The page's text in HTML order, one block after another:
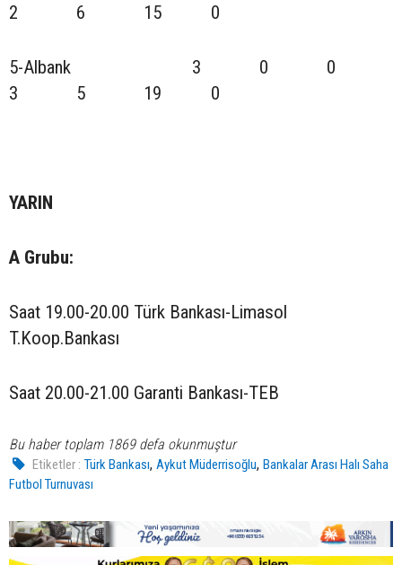
2 6 15 0
5-Albank 3 0 0
3 5 19 0
YARIN
A Grubu:
Saat 19.00-20.00 Türk Bankası-Limasol
T.Koop.Bankası
Saat 20.00-21.00 Garanti Bankası-TEB
Bu haber toplam 1869 defa okunmuştur
Etiketler : Türk Bankası,Aykut Müderrisoğlu,Bankalar Arası Halı Saha
Futbol Turnuvası